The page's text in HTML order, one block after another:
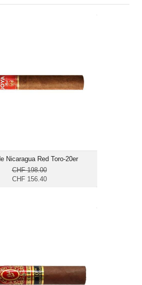
Nicaragua Red Toro-20er
CHF 198.00
CHF 156.40
Länge: 15.2
mittelkräftig
Ringmass: 54
Länge: 15.3